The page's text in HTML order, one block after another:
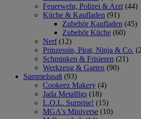
Feuerwehr, Polizei & Arzt (44)
Küche & Kaufladen (91)
Zubehör Kaufladen (45)
Zubehör Küche (60)
Nerf (12)
Prinzessin, Pirat, Ninja & Co.
Schminken & Frisieren (21)
Werkzeug & Garten (90)
Sammelspaß (93)
Cookeez Makery (4)
Jada Metalfigs (18)
L.O.L. Surprise! (15)
MGA's Miniverse (10)